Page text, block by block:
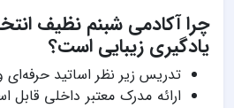
چرا آکادمی شبنم نظیف
یادگیری زیبایی است؟
تدریس زیر نظر اساتید حرفه‌ای
ارائه مدرک معتبر داخلی قابل